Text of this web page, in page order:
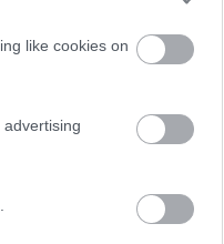
like cookies on
8